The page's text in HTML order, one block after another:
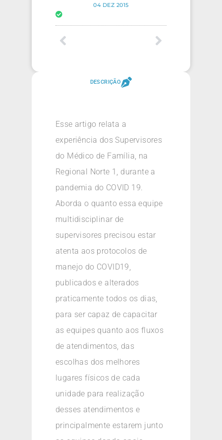
04 DEZ 2015
DESCRIÇÃO
Esse artigo relata a
experiência dos Supervisores
do Médico de Família, na
Regional Norte 1, durante a
pandemia do COVID 19.
Aborda o quanto essa equipe
multidisciplinar de
supervisores precisou estar
atenta aos protocolos de
manejo do COVID19,
publicados e alterados
praticamente todos os dias,
para ser capaz de capacitar
as equipes quanto aos fluxos
de atendimentos, das
escolhas dos melhores
lugares físicos de cada
unidade para realização
desses atendimentos e
principalmente estarem junto